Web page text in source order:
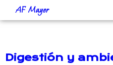
AF Mayer
Digestión y